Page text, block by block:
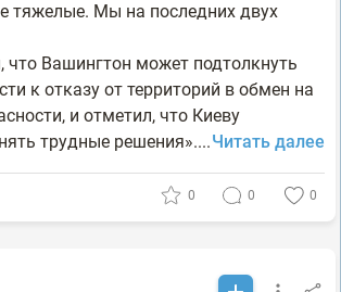
тяжелые. Мы на последних двух
что Вашингтон может подтолкнуть
к отказу от территорий в обмен на
и отметил, что Киеву
трудные решения»....Читать далее
0 0 0